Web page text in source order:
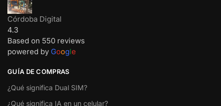
Córdoba Digital
4.3
Based on 550 reviews
powered by Google
GUÍA DE COMPRAS
¿Qué significa Dual SIM?
¿Qué significa IA en un celular?